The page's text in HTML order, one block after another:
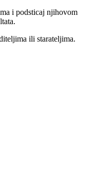
i podsticaj njihovom
ili starateljima.